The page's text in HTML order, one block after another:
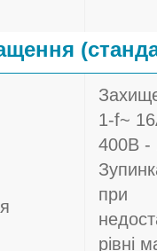
1-f~
400В -
при
рівні